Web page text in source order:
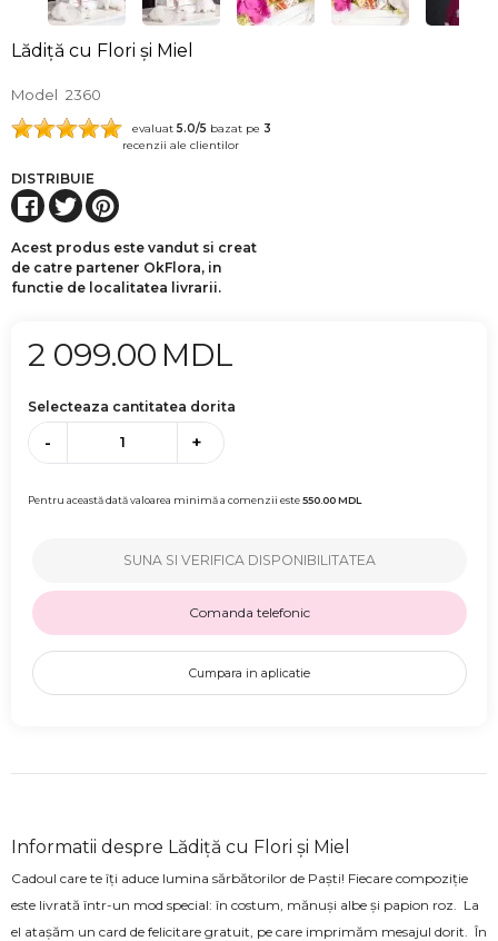
Lădiță cu Flori și Miel
Model 2360
evaluat 5.0/5 bazat pe 3
recenzii ale clientilor
DISTRIBUIE
Acest produs este vandut si creat
de catre partener OkFlora, in
functie de localitatea livrarii.
2 099.00 MDL
Selecteaza cantitatea dorita
- +
Pentru această dată valoarea minimă a comenzii este550.00MDL
SUNA SI VERIFICA DISPONIBILITATEA
Comanda telefonic
Cumpara in aplicatie
Informatii despre Lădiță cu Flori și Miel
Cadoul care te îți aduce lumina sărbătorilor de Paști! Fiecare compoziție
este livrată într-un mod special: în costum, mănuși albe și papion roz. La
el atașăm un card de felicitare gratuit, pe care imprimăm mesajul dorit. În